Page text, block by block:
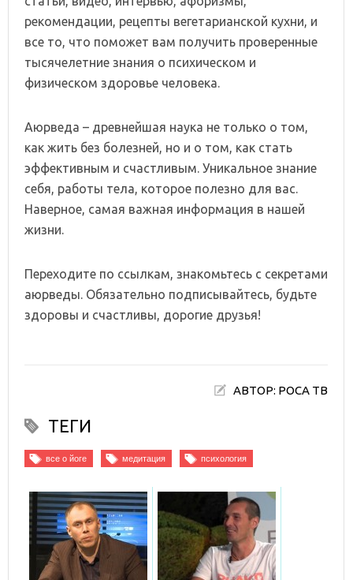
рекомендации, рецепты вегетарианской кухни, и
все то, что поможет вам получить проверенные
тысячелетние знания о психическом и
физическом здоровье человека.
Аюрведа – древнейшая наука не только о том,
как жить без болезней, но и о том, как стать
эффективным и счастливым. Уникальное знание
себя, работы тела, которое полезно для вас.
Наверное, самая важная информация в нашей
жизни.
Переходите по ссылкам, знакомьтесь с секретами
аюрведы. Обязательно подписывайтесь, будьте
здоровы и счастливы, дорогие друзья!
АВТОР: РОСА ТВ
ТЕГИ
все о йоге медитация психология